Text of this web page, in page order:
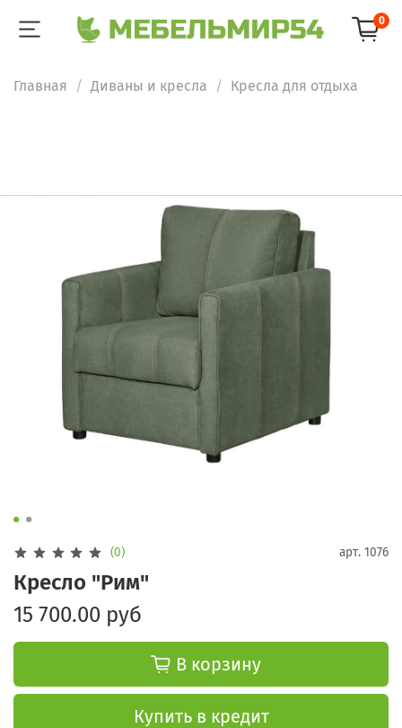
0
Главная Диваны и кресла Кресла для отдыха
(0) арт. 1076
Кресло "Рим"
15 700.00 руб
В корзину
Купить в кредит